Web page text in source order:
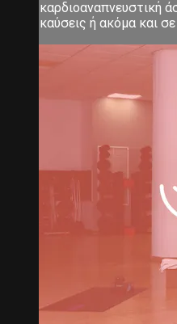
καρδιοαναπνευστική
καύσεις ή ακόμα και σε